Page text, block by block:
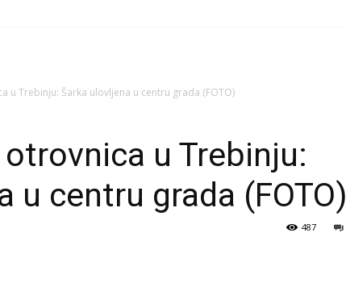
u Trebinju: Šarka ulovljena u centru grada (FOTO)
u Trebinju:
u centru grada (FOTO)
487